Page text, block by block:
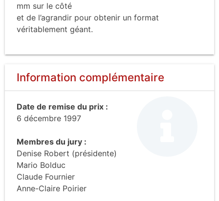
mm sur le côté
et de l’agrandir pour obtenir un format
véritablement géant.
Information complémentaire
Date de remise du prix :
6 décembre 1997
Membres du jury :
Denise Robert (présidente)
Mario Bolduc
Claude Fournier
Anne-Claire Poirier